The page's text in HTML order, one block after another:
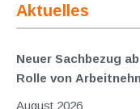
Aktuelles
Neuer Sachbezug
Rolle von
August 2026